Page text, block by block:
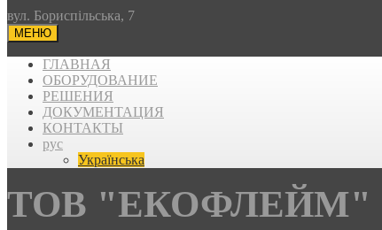
вул. Бориспільська, 7
МЕНЮ
ГЛАВНАЯ
ОБОРУДОВАНИЕ
РЕШЕНИЯ
ДОКУМЕНТАЦИЯ
КОНТАКТЫ
рус
Українська
ТОВ "ЕКОФЛЕЙМ"